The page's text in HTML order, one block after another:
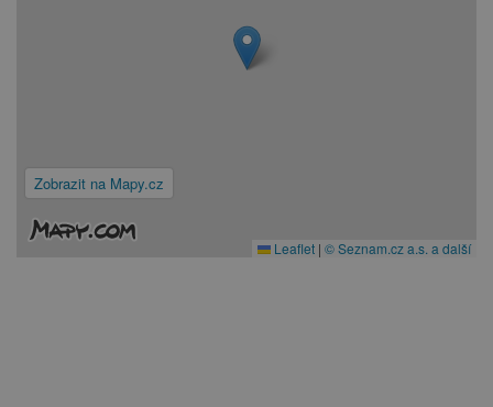
Zobrazit na Mapy.cz
Leaflet | © Seznam.cz a.s. a další